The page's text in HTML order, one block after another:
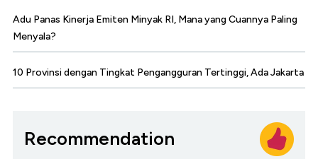
Adu Panas Kinerja Emiten Minyak RI, Mana yang Cuannya Paling
Menyala?
10 Provinsi dengan Tingkat Pengangguran Tertinggi, Ada Jakarta
Recommendation